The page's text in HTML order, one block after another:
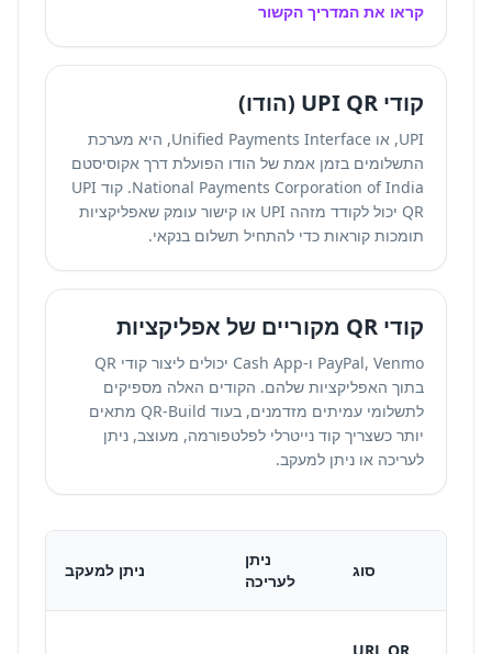
קראו את המדריך הקשור
קודי UPI QR (הודו)
UPI, או Unified Payments Interface, היא מערכת
התשלומים בזמן אמת של הודו הפועלת דרך אקוסיסטם
National Payments Corporation of India. קוד UPI
QR יכול לקודד מזהה UPI או קישור עומק שאפליקציות
תומכות קוראות כדי להתחיל תשלום בנקאי.
קודי QR מקוריים של אפליקציות
PayPal, Venmo ו-Cash App יכולים ליצור קודי QR
בתוך האפליקציות שלהם. הקודים האלה מספיקים
לתשלומי עמיתים מזדמנים, בעוד QR-Build מתאים
יותר כשצריך קוד נייטרלי לפלטפורמה, מעוצב, ניתן
לעריכה או ניתן למעקב.
סוג
ניתן
לעריכה
ניתן למעקב